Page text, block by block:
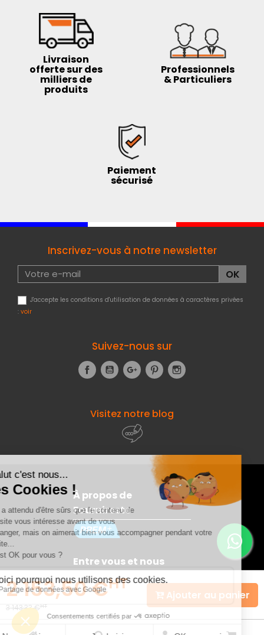
2 153,50 €HT
3 143,33 €HT
Ajouter au panier
Livraison
offerte sur des
milliers de
produits
Professionnels
& Particuliers
Paiement
sécurisé
Inscrivez-vous à notre newsletter
J'accepte les conditions d'utilisation de données à caractères privées
: voir
Suivez-nous sur
FacebookYouTubeGoogle+Pinterest
Visitez notre blog
À propos de
Fourniresto
Entre vous et nous
Besoin d'aide ?